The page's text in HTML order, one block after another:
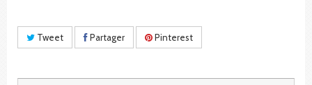
Tweet Partager Pinterest